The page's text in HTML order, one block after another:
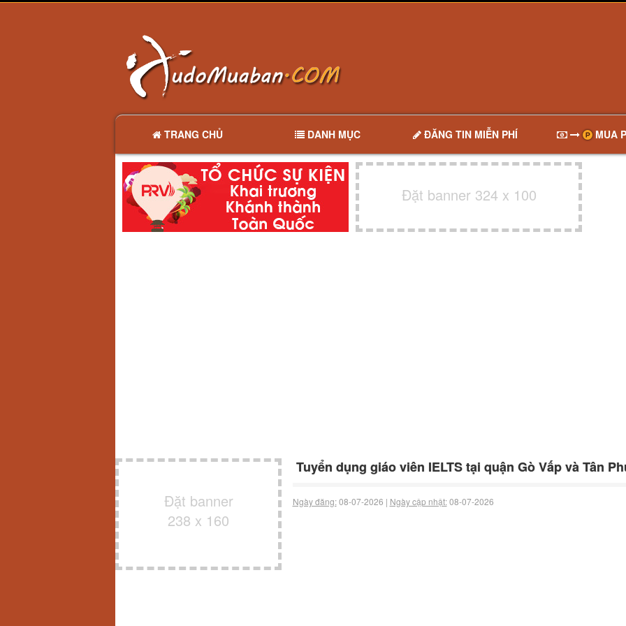
TRANG CHỦ DANH MỤC ĐĂNG TIN MIỄN PHÍ MUA
Đặt banner 324 x 100
Đặt banner
238 x 160
Tuyển dụng giáo viên IELTS tại quận Gò Vấp và Tân
Ngày đăng:08-07-2026 | Ngày cập nhật:08-07-2026